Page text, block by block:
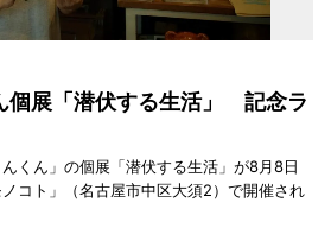
個展「潜伏する生活」 記念ラ
くん」の個展「潜伏する生活」が8月8日
コト」（名古屋市中区大須2）で開催され